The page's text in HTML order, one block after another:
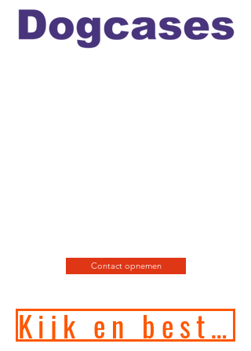
Contact opnemen
Kijk en bestel in onze online hondenwinkel!!